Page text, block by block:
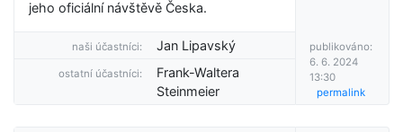
jeho oficiální návštěvě Česka.
naši účastníci: Jan Lipavský
ostatní účastníci:
Frank-Waltera
Steinmeier
publikováno:
6. 6. 2024
13:30
permalink